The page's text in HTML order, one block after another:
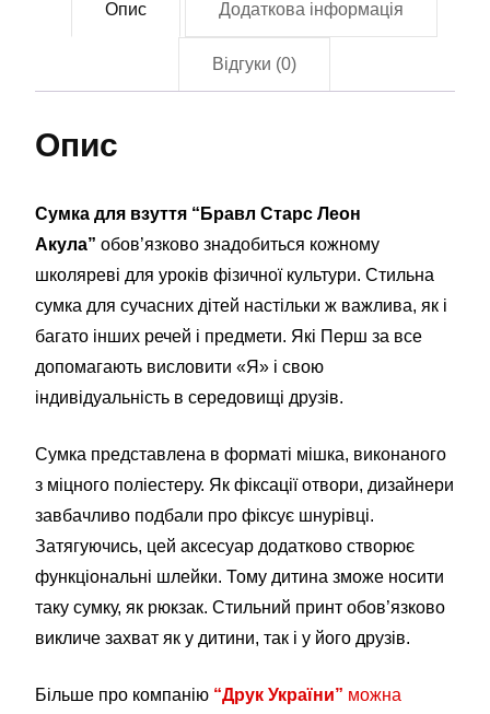
Опис Додаткова інформація
Відгуки (0)
Опис
Сумка для взуття “Бравл Старс Леон
Акула” обов’язково знадобиться кожному
школяреві для уроків фізичної культури. Стильна
сумка для сучасних дітей настільки ж важлива, як і
багато інших речей і предмети. Які Перш за все
допомагають висловити «Я» і свою
індивідуальність в середовищі друзів.
Сумка представлена в форматі мішка, виконаного
з міцного поліестеру. Як фіксації отвори, дизайнери
завбачливо подбали про фіксує шнурівці.
Затягуючись, цей аксесуар додатково створює
функціональні шлейки. Тому дитина зможе носити
таку сумку, як рюкзак. Стильний принт обов’язково
викличе захват як у дитини, так і у його друзів.
Більше про компанію “Друк України” можна